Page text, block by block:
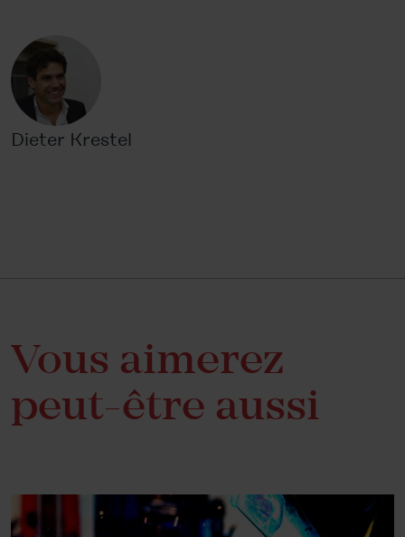
Dieter Krestel
Vous aimerez
peut-être aussi